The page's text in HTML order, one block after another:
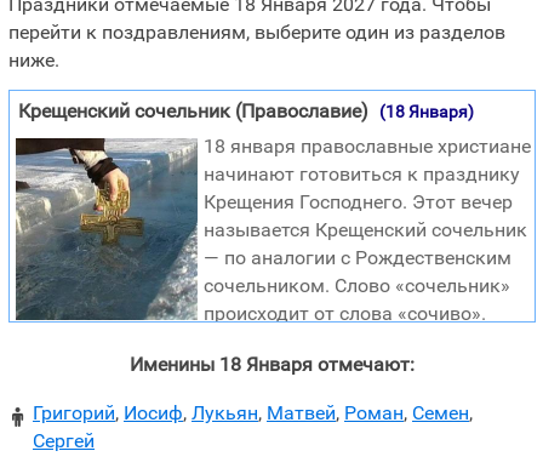
перейти к поздравлениям, выберите один из разделов
ниже.
Крещенский сочельник (Православие) (18 Января)
18 января православные христиане
начинают готовиться к празднику
Крещения Господнего. Этот вечер
называется Крещенский сочельник
— по аналогии с Рождественским
сочельником. Слово «сочельник»
происходит от слова «сочиво».
обваренных зерен (чаще всего пшеницы), заправленное
медом. Сочиво предписываться употреблять в пищу в
надвечерие (канун) Рождества и Крещения
Именины 18 Января отмечают:
 Григорий, Иосиф, Лукьян, Матвей, Роман, Семен,
Сергей